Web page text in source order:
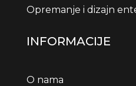
Opremanje i dizajn
INFORMACIJE
O nama